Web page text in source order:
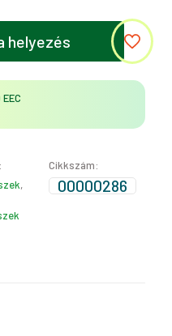
helyezés
,
Cikkszám:
00000286